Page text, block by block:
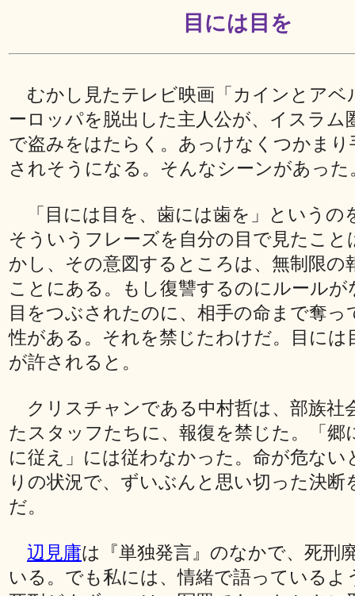
目には目を
むかし見たテレビ映画「カインとアベ
ーロッパを脱出した主人公が、イスラム
で盗みをはたらく。あっけなくつかまり
されそうになる。そんなシーンがあった
「目には目を、歯には歯を」というの
そういうフレーズを自分の目で見たこと
かし、その意図するところは、無制限の
ことにある。もし復讐するのにルールが
目をつぶされたのに、相手の命まで奪っ
性がある。それを禁じたわけだ。目には
が許されると。
クリスチャンである中村哲は、部族社
たスタッフたちに、報復を禁じた。「郷
に従え」には従わなかった。命が危ない
りの状況で、ずいぶんと思い切った決断
だ。
辺見庸は『単独発言』のなかで、死刑
いる。でも私には、情緒で語っているよ